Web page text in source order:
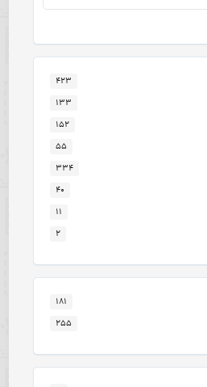
۴۲۳
۱۳۳
۱۵۲
۵۵
۳۳۴
۴۰
۱۱
۲
۱۸۱
۲۵۵